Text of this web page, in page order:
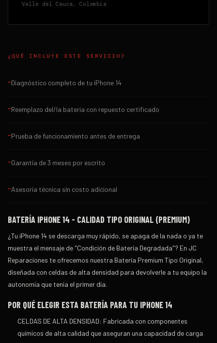
Valle del Cauca, Colombia
¿QUÉ INCLUYE ESTE SERVICIO?
—Diagnóstico completo de tu iPhone 14
—Reemplazo del/la bateria con repuesto certificado
—Prueba de funcionamiento antes de entrega
—Garantía de 3 meses por escrito
—Asesoría técnica sin costo adicional
BATERÍA IPHONE 14 - CALIDAD TIPO ORIGINAL (PREMIUM)
¿Tu iPhone 14 se descarga muy rápido, se apaga de la nada o ya te
muestra el mensaje de "Condición de Batería Degradada"? En JC
Reparaciones te ofrecemos nuestra Batería Premium Tipo Original,
diseñada con celdas de alta densidad para devolverle a tu equipo la
autonomía que tenía el primer día.
POR QUÉ ELEGIR ESTA BATERÍA PARA TU IPHONE 14
CELDAS DE ALTA DENSIDAD: Fabricada con componentes
químicos de alta calidad que aseguran una capacidad de carga